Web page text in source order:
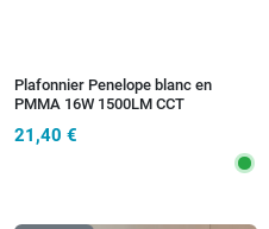
Plafonnier Penelope blanc en
PMMA 16W 1500LM CCT
21,40 €